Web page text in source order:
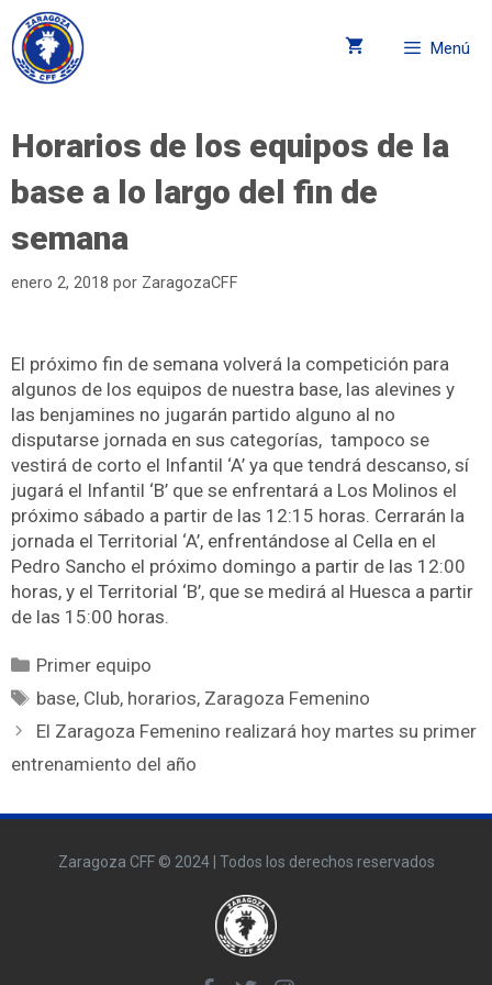
Menú
Horarios de los equipos de la
base a lo largo del fin de
semana
enero 2, 2018 por ZaragozaCFF
El próximo fin de semana volverá la competición para
algunos de los equipos de nuestra base, las alevines y
las benjamines no jugarán partido alguno al no
disputarse jornada en sus categorías, tampoco se
vestirá de corto el Infantil ‘A’ ya que tendrá descanso, sí
jugará el Infantil ‘B’ que se enfrentará a Los Molinos el
próximo sábado a partir de las 12:15 horas. Cerrarán la
jornada el Territorial ‘A’, enfrentándose al Cella en el
Pedro Sancho el próximo domingo a partir de las 12:00
horas, y el Territorial ‘B’, que se medirá al Huesca a partir
de las 15:00 horas.
Primer equipo
base, Club, horarios, Zaragoza Femenino
El Zaragoza Femenino realizará hoy martes su primer
entrenamiento del año
Zaragoza CFF © 2024 | Todos los derechos reservados